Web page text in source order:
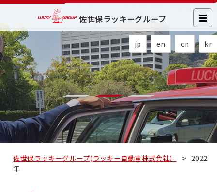
jp en cn kr
佐世保ラッキーグループ
佐世保ラッキーグループ(ラッキー自動車株式会社） > 2022
年